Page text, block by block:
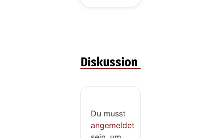
Diskussion
Du musst
angemeldet